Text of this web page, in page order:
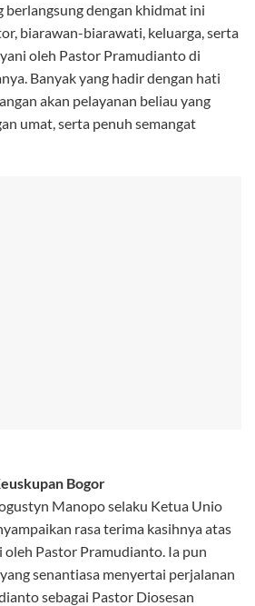
berlangsung dengan khidmat ini
biarawan-biarawati, keluarga, serta
oleh Pastor Pramudianto di
Banyak yang hadir dengan hati
akan pelayanan beliau yang
umat, serta penuh semangat
Bogor
Manopo selaku Ketua Unio
rasa terima kasihnya atas
oleh Pastor Pramudianto. Ia pun
senantiasa menyertai perjalanan
sebagai Pastor Diosesan